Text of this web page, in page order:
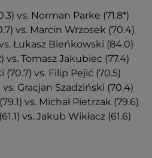
vs. Norman Parke (71.8*)
vs. Marcin Wrzosek (70.4)
Łukasz Bieńkowski (84.0)
vs. Tomasz Jakubiec (77.4)
vs. Filip Pejić (70.5)
Gracjan Szadziński (70.4)
vs. Michał Pietrzak (79.6)
vs. Jakub Wikłacz (61.6)